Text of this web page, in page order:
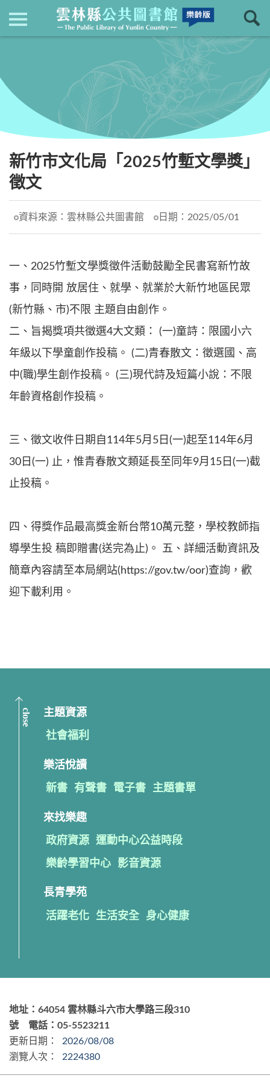
最新消息
新竹市文化局「2025竹塹文學獎」
徵文
資料來源： 雲林縣公共圖書館 日期： 2025/05/01
一、2025竹塹文學獎徵件活動鼓勵全民書寫新竹故
事，同時開 放居住、就學、就業於大新竹地區民眾
(新竹縣、市)不限 主題自由創作。
二、旨揭獎項共徵選4大文類： (一)童詩：限國小六
年級以下學童創作投稿。 (二)青春散文：徵選國、高
中(職)學生創作投稿。 (三)現代詩及短篇小說：不限
年齡資格創作投稿。
三、徵文收件日期自114年5月5日(一)起至114年6月
30日(一) 止，惟青春散文類延長至同年9月15日(一)截
止投稿。
四、得獎作品最高獎金新台幣10萬元整，學校教師指
導學生投 稿即贈書(送完為止)。 五、詳細活動資訊及
簡章內容請至本局網站(https://gov.tw/oor)查詢，歡
迎下載利用。
close 主題資源
社會福利
樂活悅讀
新書 有聲書 電子書 主題書單
來找樂趣
政府資源 運動中心公益時段
樂齡學習中心 影音資源
長青學苑
活躍老化 生活安全 身心健康
地址：64054 雲林縣斗六市大學路三段310
號 電話：05-5523211
更新日期：
2026/08/08
瀏覽人次：
2224380